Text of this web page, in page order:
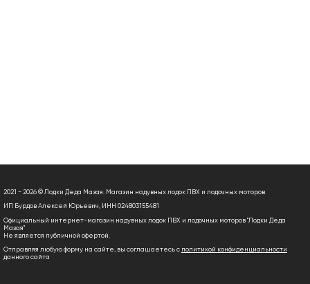
2021 - 2026 © Лодки Деда Мазая. Магазин надувных лодок ПВХ и лодочных моторов
ИП Бурдов Алексей Юрьевич, ИНН 024803155481
Официальный интернет-магазин надувных лодок ПВХ и лодочных моторов "Лодки Деда
Мазая"
Не является публичной офертой.
Отправляя любую форму на сайте, вы соглашаетесь с политикой конфиденциальности
данного сайта